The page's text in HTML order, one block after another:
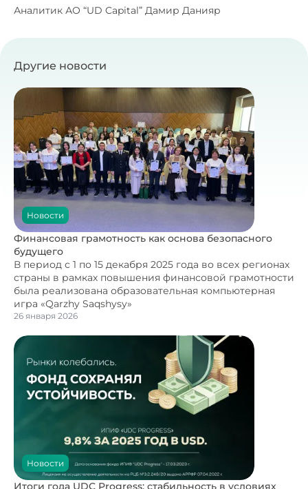
Аналитик АО “UD Capital” Дамир Данияр
Другие новости
Новости
Финансовая грамотность как основа безопасного
будущего
В период с 1 по 15 декабря 2025 года во всех регионах
страны в рамках повышения финансовой грамотности
была реализована образовательная компьютерная
игра «Qarzhy Saqshysy»
26 января 2026
Новости
Итоги года UDC Progress: стабильность в условиях